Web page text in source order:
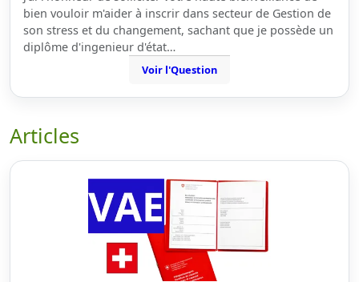
bien vouloir m'aider à inscrir dans secteur de Gestion de
son stress et du changement, sachant que je possède un
diplôme d'ingenieur d'état…
Voir l'Question
Articles